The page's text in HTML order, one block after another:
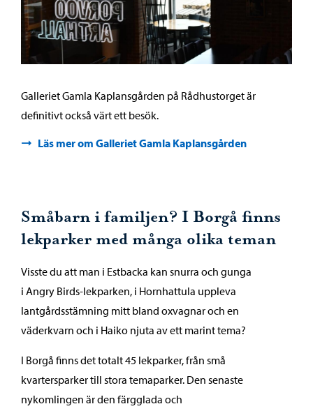
Galleriet Gamla Kaplansgården på Rådhustorget är
definitivt också värt ett besök.
Läs mer om Galleriet Gamla Kaplansgården
Småbarn i familjen? I Borgå finns
lekparker med många olika teman
Visste du att man i Estbacka kan snurra och gunga
i Angry Birds-lekparken, i Hornhattula uppleva
lantgårdsstämning mitt bland oxvagnar och en
väderkvarn och i Haiko njuta av ett marint tema?
I Borgå finns det totalt 45 lekparker, från små
kvartersparker till stora temaparker. Den senaste
nykomlingen är den färgglada och